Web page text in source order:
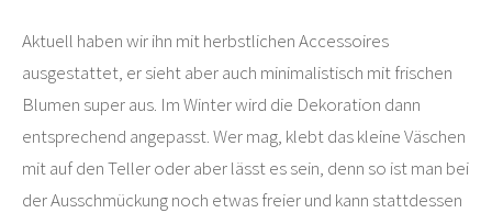
Aktuell haben wir ihn mit herbstlichen Accessoires
ausgestattet, er sieht aber auch minimalistisch mit frischen
Blumen super aus. Im Winter wird die Dekoration dann
entsprechend angepasst. Wer mag, klebt das kleine Väschen
mit auf den Teller oder aber lässt es sein, denn so ist man bei
der Ausschmückung noch etwas freier und kann stattdessen